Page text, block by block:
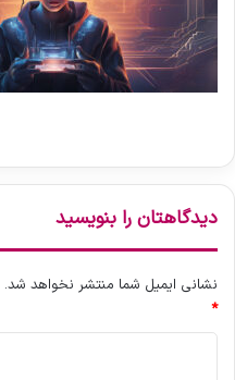
دیدگاهتان را بنویسید
نشانی ایمیل شما منتشر نخواهد شد.
*